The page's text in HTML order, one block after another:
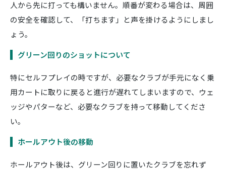
人から先に打っても構いません。順番が変わる場合は、周囲
の安全を確認して、「打ちます」と声を掛けるようにしまし
ょう。
グリーン回りのショットについて
特にセルフプレイの時ですが、必要なクラブが手元になく乗
用カートに取りに戻ると進行が遅れてしまいますので、ウェ
ッジやパターなど、必要なクラブを持って移動してくださ
い。
ホールアウト後の移動
ホールアウト後は、グリーン回りに置いたクラブを忘れず